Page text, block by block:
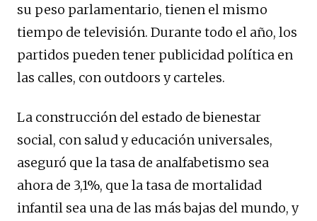
su peso parlamentario, tienen el mismo
tiempo de televisión. Durante todo el año, los
partidos pueden tener publicidad política en
las calles, con outdoors y carteles.
La construcción del estado de bienestar
social, con salud y educación universales,
aseguró que la tasa de analfabetismo sea
ahora de 3,1%, que la tasa de mortalidad
infantil sea una de las más bajas del mundo, y